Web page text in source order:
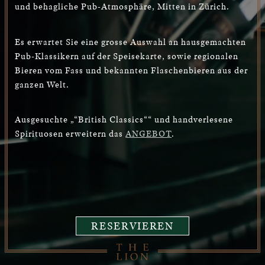
und behagliche Pub-Atmosphäre, Mitten in Zürich.
Es erwartet Sie eine grosse Auswahl an hausgemachten
Pub-Klassikern auf der Speisekarte, sowie regionalen
Bieren vom Fass und bekannten Flaschenbieren aus der
ganzen Welt.
Ausgesuchte „“British Classics““ und handverlesene
Spirituosen erweitern das ANGEBOT.
RESERVIEREN